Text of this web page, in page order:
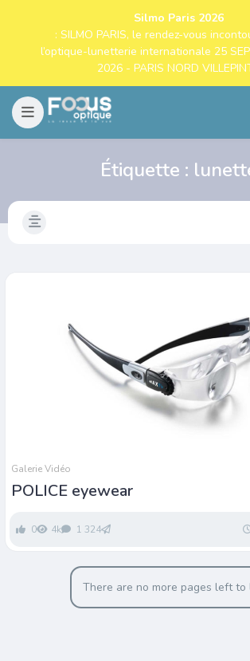
Silmo Paris 2026
: SILMO PARIS, le rendez-vous
l’optique-lunetterie internationale 25
2026 - PARIS NORD
Étiquette :
Galerie Vidéo
POLICE eyewear
0 4k 1 324
There are no more pages left to